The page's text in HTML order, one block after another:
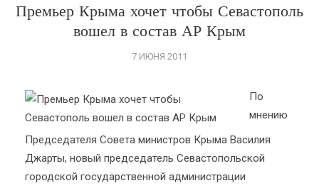
Премьер Крыма хочет чтобы Севастополь
вошел в состав АР Крым
7 ИЮНЯ 2011
По
мнению
Председателя Совета министров Крыма Василия
Джарты, новый председатель Севастопольской
городской государственной администрации